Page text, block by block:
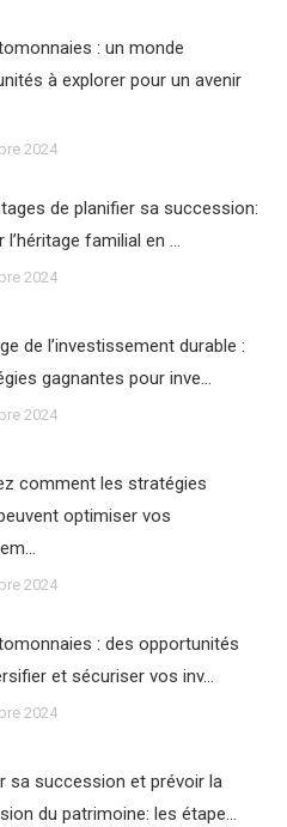
: un monde
à explorer pour un avenir
2024
de planifier sa succession:
l’héritage familial en …
2024
de l’investissement durable :
gagnantes pour inve…
2024
comment les stratégies
optimiser vos
2024
: des opportunités
et sécuriser vos inv…
2024
sa succession et prévoir la
du patrimoine: les étape…